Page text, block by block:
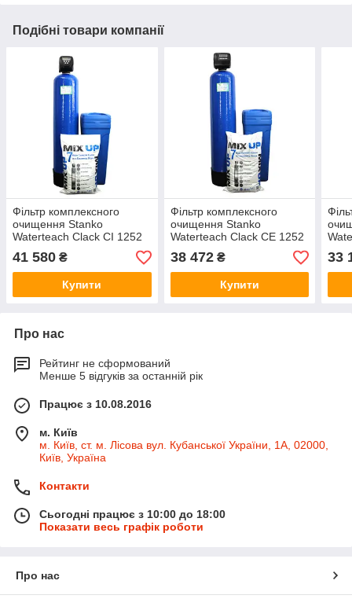
Подібні товари компанії
Фільтр комплексного
очищення Stanko
Waterteach Clack CI 1252
MIX
41 580 ₴
Купити
Фільтр комплексного
очищення Stanko
Waterteach Clack CE 1252
MIX
38 472₴
Купити
33
Про нас
Рейтинг не сформований
Менше 5 відгуків за останній рік
Працює з 10.08.2016
м. Київ
м. Київ, ст. м. Лісова вул. Кубанської України, 1А, 02000,
Київ, Україна
Контакти
Сьогодні працює з 10:00 до 18:00
Показати весь графік роботи
Про нас